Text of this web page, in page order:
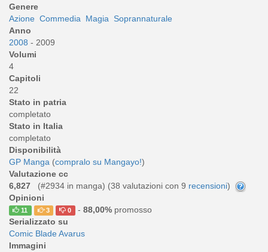
Genere
Azione Commedia Magia
Soprannaturale
Anno
2008 - 2009
Volumi
4
Capitoli
22
Stato in patria
completato
Stato in Italia
completato
Disponibilità
GP Manga (compralo su Mangayo!)
Valutazione cc
6,827
(#2934 in manga) (38 valutazioni con 9 recensioni)
Opinioni
11 3 0 - 88,00%promosso
Serializzato su
Comic Blade Avarus
Immagini